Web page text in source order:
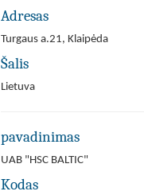
Adresas
Turgaus a.21, Klaipėda
Šalis
Lietuva
pavadinimas
UAB "HSC BALTIC"
Kodas